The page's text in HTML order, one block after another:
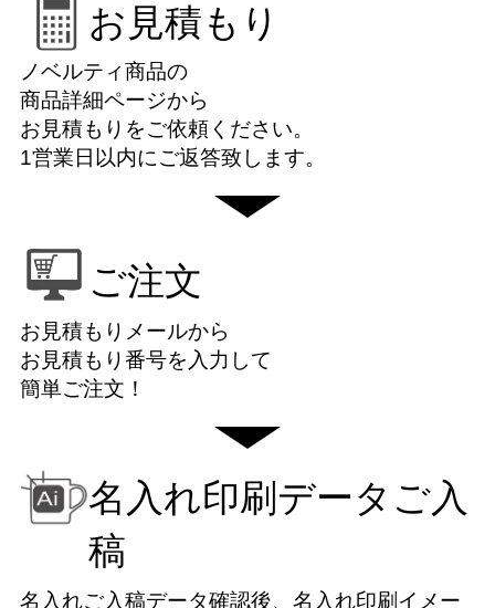
お見積もり
ノベルティ商品の
商品詳細ページから
お見積もりをご依頼ください。
1営業日以内にご返答致します。
ご注文
お見積もりメールから
お見積もり番号を入力して
簡単ご注文！
名入れ印刷データご入
稿
名入れご入稿データ確認後、名入れ印刷イメー